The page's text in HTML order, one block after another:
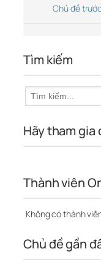
Chủ đề trước
Tìm kiếm
Hãy tham
Thành viên
Không có thành
Chủ đề gần